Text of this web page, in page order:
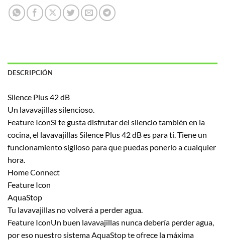
DESCRIPCIÓN
Silence Plus 42 dB
Un lavavajillas silencioso.
Feature IconSi te gusta disfrutar del silencio también en la
cocina, el lavavajillas Silence Plus 42 dB es para ti. Tiene un
funcionamiento sigiloso para que puedas ponerlo a cualquier
hora.
Home Connect
Feature Icon
AquaStop
Tu lavavajillas no volverá a perder agua.
Feature IconUn buen lavavajillas nunca debería perder agua,
por eso nuestro sistema AquaStop te ofrece la máxima